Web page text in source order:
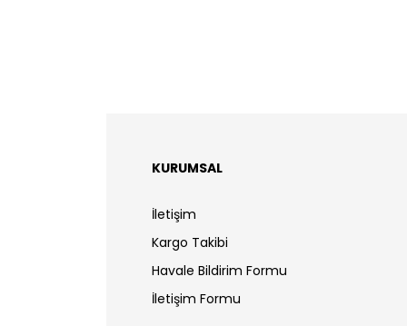
KURUMSAL
İletişim
Kargo Takibi
Havale Bildirim Formu
İletişim Formu